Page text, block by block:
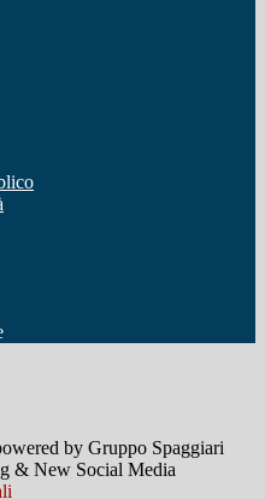
by Gruppo Spaggiari
& New Social Media